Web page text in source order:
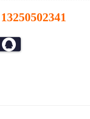
13250502341